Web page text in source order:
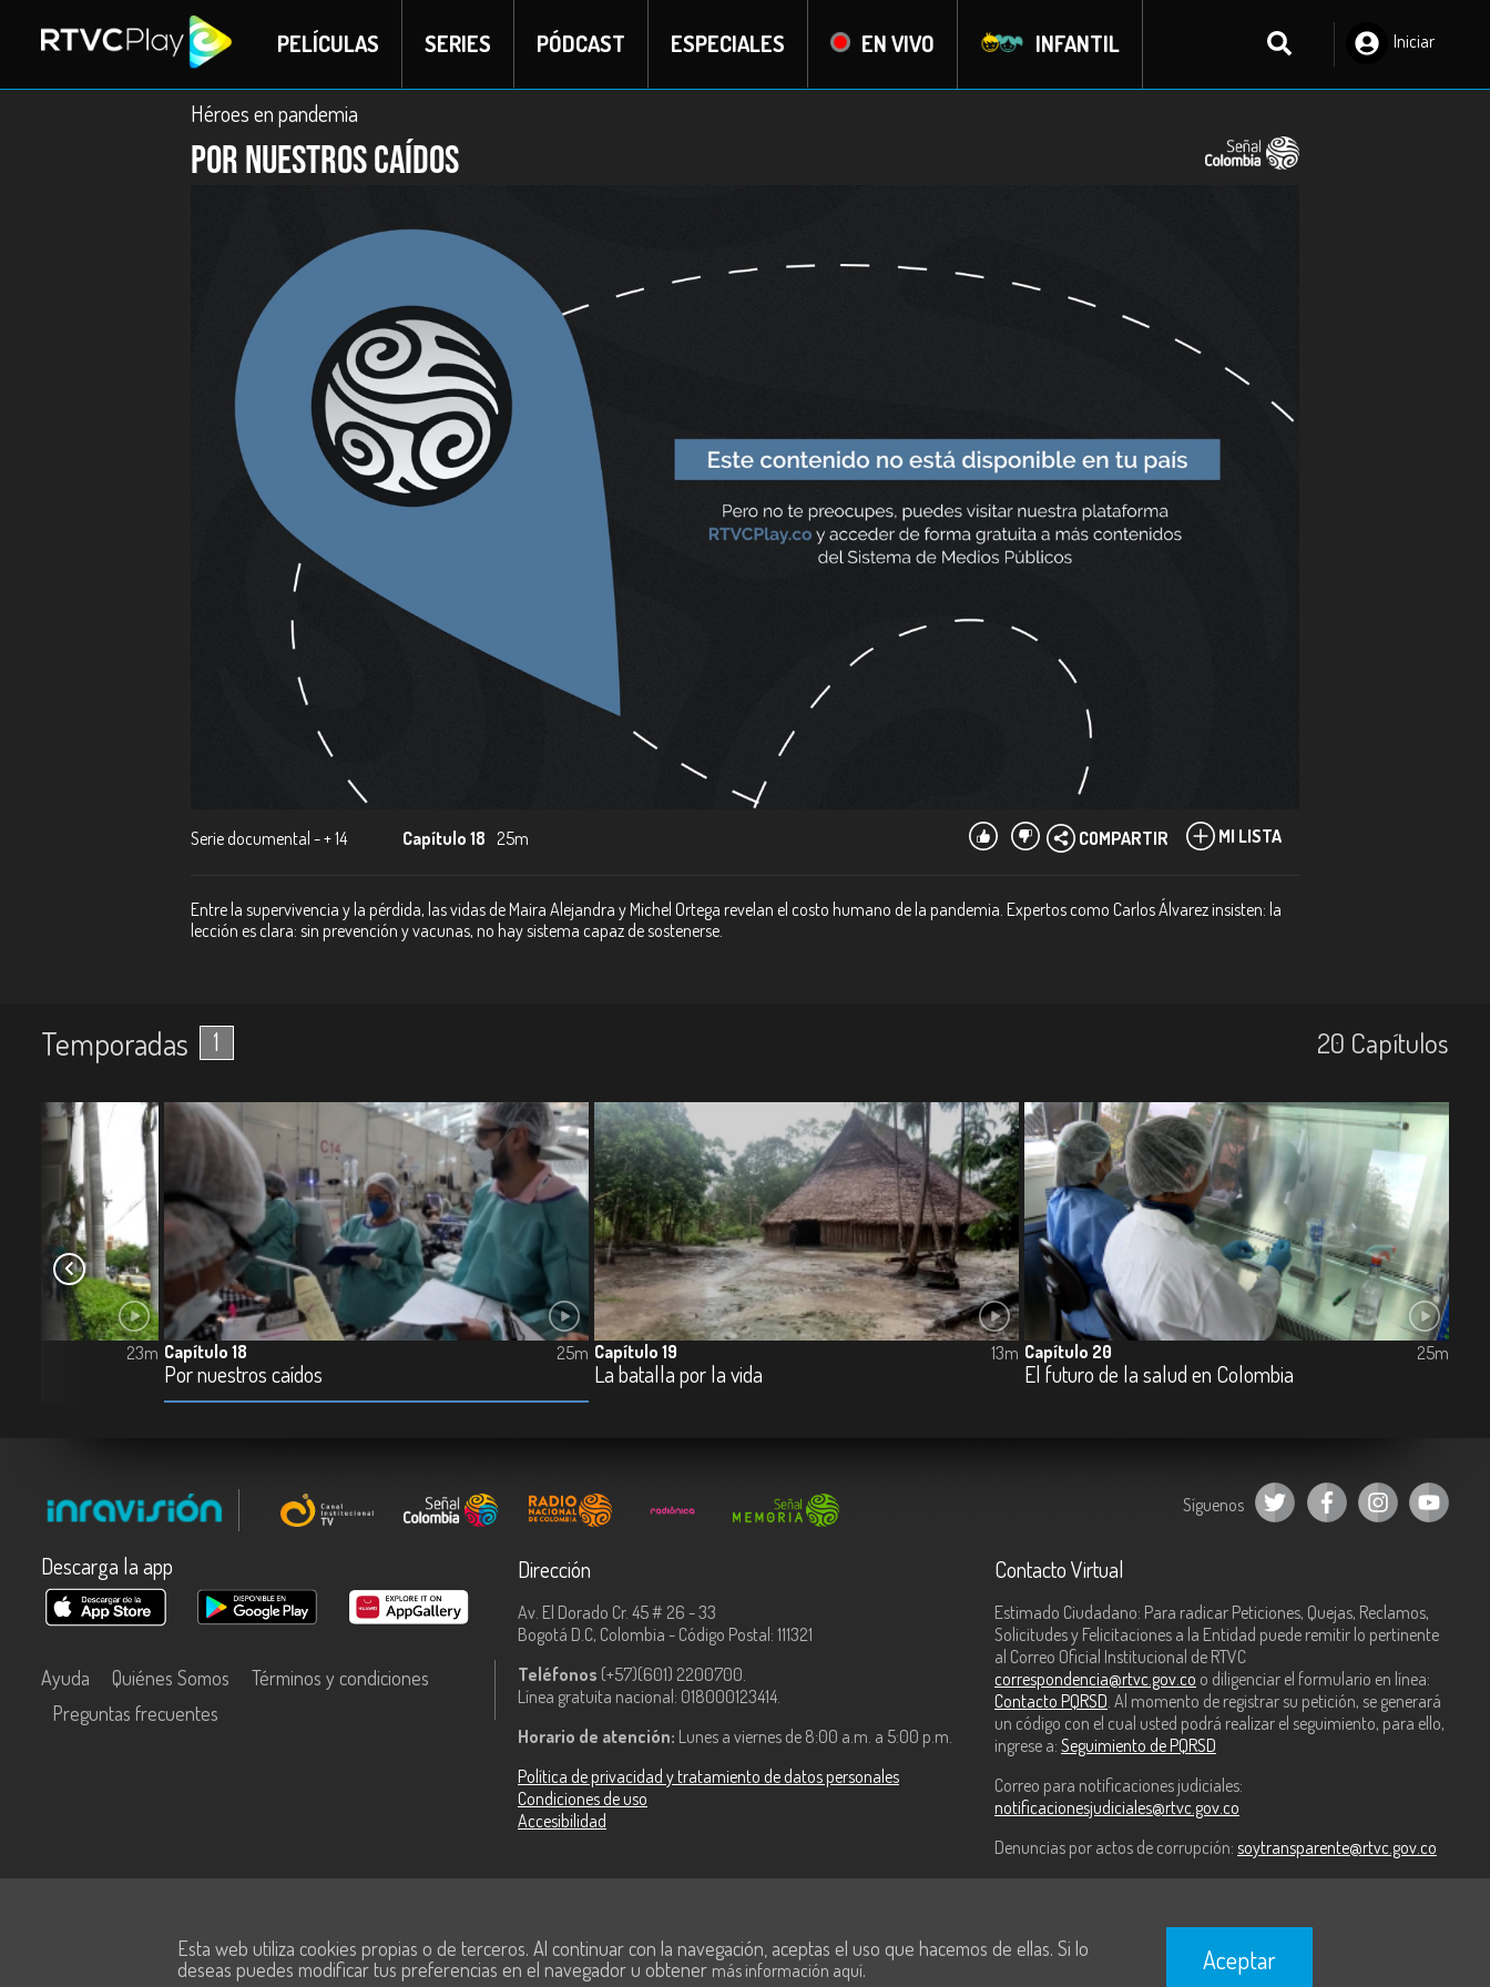
PELÍCULAS SERIES PÓDCAST ESPECIALES EN VIVO INFANTIL
Iniciar
Héroes en pandemia
Por nuestros caídos
Serie documental - + 14 Capítulo 18 25m MI LISTA
COMPARTIR
Entre la supervivencia y la pérdida, las vidas de Maira Alejandra y Michel Ortega revelan el costo humano de la pandemia. Expertos como Carlos Álvarez insisten: la
lección es clara: sin prevención y vacunas, no hay sistema capaz de sostenerse.
Temporadas 1 20 Capí­tulos
23m Capítulo 18
Por nuestros caídos
25m Capítulo 19
La batalla por la vida
13m Capítulo 20
El futuro de la salud en Colombia
25m
Síguenos
Descarga la app
Ayuda Quiénes Somos
Términos y condiciones
Preguntas frecuentes
Dirección
Av. El Dorado Cr. 45 # 26 - 33
Bogotá D.C, Colombia - Código Postal: 111321
Teléfonos (+57)(601) 2200700.
Línea gratuita nacional: 018000123414.
Horario de atención: Lunes a viernes de 8:00 a.m. a 5:00 p.m.
Política de privacidad y tratamiento de datos personales
Condiciones de uso
Accesibilidad
Contacto Virtual
Estimado Ciudadano: Para radicar Peticiones, Quejas, Reclamos,
Solicitudes y Felicitaciones a la Entidad puede remitir lo pertinente
al Correo Oficial Institucional de RTVC
correspondencia@rtvc.gov.co o diligenciar el formulario en línea:
Contacto PQRSD . Al momento de registrar su petición, se generará
un código con el cual usted podrá realizar el seguimiento, para ello,
ingrese a: Seguimiento de PQRSD
Correo para notificaciones judiciales:
notificacionesjudiciales@rtvc.gov.co
Denuncias por actos de corrupción: soytransparente@rtvc.gov.co
Información y las Comunicaciones de MinTic.
Esta web utiliza cookies propias o de terceros. Al continuar con la navegación, aceptas el uso que hacemos de ellas. Si lo
deseas puedes modificar tus preferencias en el navegador u obtener más información aquí. Aceptar